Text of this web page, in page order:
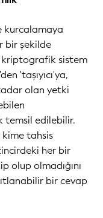
kurcalamaya
bir şekilde
kriptografik sistem
'taşıyıcı'ya,
olan yetki
temsil edilebilir.
kime tahsis
her bir
olup olmadığını
bir cevap